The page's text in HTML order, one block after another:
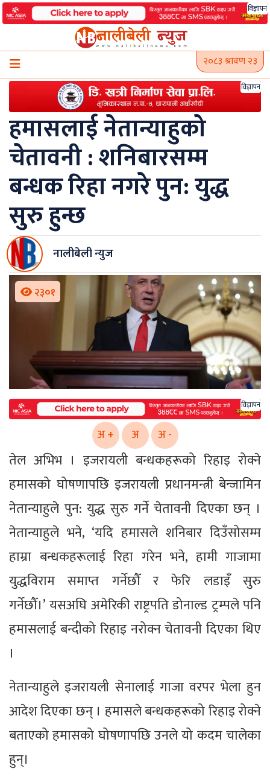
Skip
to
विज्ञापन
२०८३ श्रावण २३
विज्ञापन
हमासलाई नेतान्याहुको
चेतावनी : शनिबारसम्म
बन्धक रिहा नगरे पुन: युद्ध
सुरु हुन्छ
नालीबेली न्युज
२३०१
विज्ञापन
अ + अ अ -
तेल अभिभ । इजरायली बन्धकहरूको रिहाइ रोक्ने
हमासको घोषणापछि इजरायली प्रधानमन्त्री बेन्जामिन
नेतान्याहुले पुन: युद्ध सुरु गर्ने चेतावनी दिएका छन् ।
नेतान्याहुले भने, ‘यदि हमासले शनिबार दिउँसोसम्म
हाम्रा बन्धकहरूलाई रिहा गरेन भने, हामी गाजामा
युद्धविराम समाप्त गर्नेछौँ र फेरि लडाइँ सुरु
गर्नेछौँ।’ यसअघि अमेरिकी राष्ट्रपति डोनाल्ड ट्रम्पले पनि
हमासलाई बन्दीको रिहाइ नरोक्न चेतावनी दिएका थिए
।
नेतान्याहुले इजरायली सेनालाई गाजा वरपर भेला हुन
आदेश दिएका छन् । हमासले बन्धकहरूको रिहाइ रोक्ने
बताएको हमासको घोषणापछि उनले यो कदम चालेका
हुन्।